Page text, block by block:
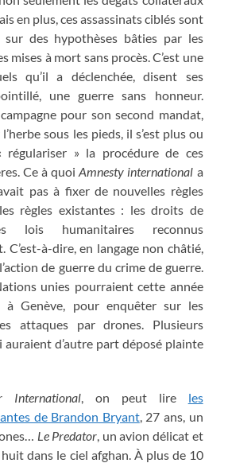
en plus, ces assassinats ciblés sont
sur des hypothèses bâties par les
mises à mort sans procès. C’est une
qu’il a déclenchée, disent ses
une guerre sans honneur.
pour son second mandat,
sous les pieds, il s’est plus ou
régulariser » la procédure de ces
Ce à quoiAmnesty international a
pas à fixer de nouvelles règles
règles existantes : les droits de
lois humanitaires reconnus
à-dire, en langage non châtié,
de guerre du crime de guerre.
unies pourraient cette année
à Genève, pour enquêter sur les
attaques par drones. Plusieurs
auraient d’autre part déposé plainte
International , on peut lire les
de Brandon Bryant, 27 ans, un
Le Predator , un avion délicat et
dans le ciel afghan. À plus de 10